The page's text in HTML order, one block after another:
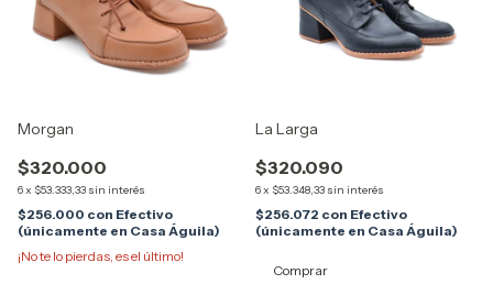
Morgan
$320.000
6x $53.333,33 sin interés
$256.000 con Efectivo
(únicamente en Casa Águila)
¡No te lo pierdas, es el último!
La Larga
$320.090
6x $53.348,33 sin interés
$256.072 con Efectivo
(únicamente en Casa Águila)
Comprar